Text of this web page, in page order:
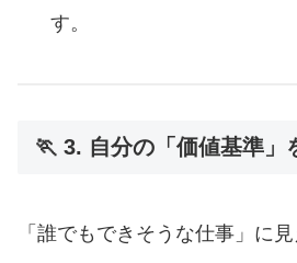
す。
🏃 3. 自分の「価値基準」
「誰でもできそうな仕事」に